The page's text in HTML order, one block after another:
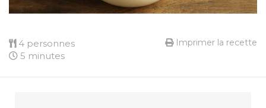
4 personnes
5 minutes
Imprimer la recette